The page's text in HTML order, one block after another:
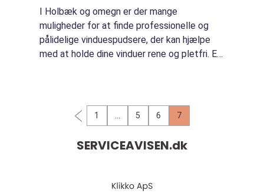
I Holbæk og omegn er der mange
muligheder for at finde professionelle og
pålidelige vinduespudsere, der kan hjælpe
med at holde dine vinduer rene og pletfri. En
1 5 6 7
SERVICEAVISEN.dk